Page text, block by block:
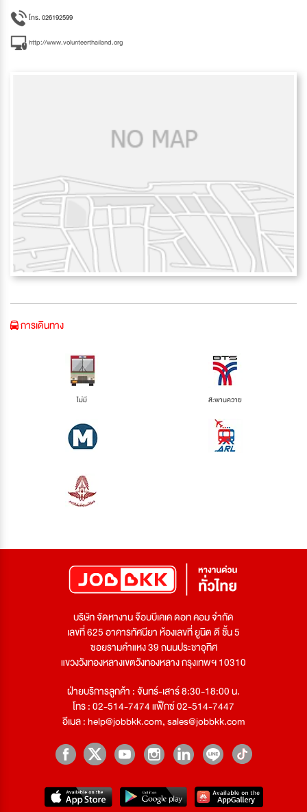
โทร. 026192599
http://www.volunteerthailand.org
การเดินทาง
ไม่มี สะพานควาย
บริษัท จัดหางาน จ๊อบบีเคเค ดอท คอม จำกัด
เลขที่ 625 อาคารทัศนียา ห้องเลขที่ ยูนิต ดี ชั้น 5
ซอยรามคำแหง 39 ถนนประชาอุทิศ
แขวงวังทองหลางเขตวังทองหลาง กรุงเทพฯ 10310
ฝ่ายบริการลูกค้า : จันทร์-เสาร์ 8:30-18:00 น.
โทร : 02-514-7474 แฟ็กซ์ 02-514-7447
อีเมล :help@jobbkk.com,sales@jobbkk.com